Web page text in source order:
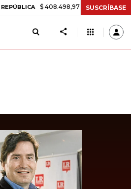
$ 408.498,97 +$ 8.753,81 +2,19%
SUSCRÍBASE